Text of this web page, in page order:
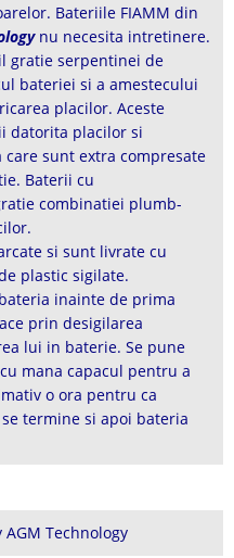
Bateriile FIAMM din
nu necesita intretinere.
gratie serpentinei de
bateriei si a amestecului
placilor. Aceste
datorita placilor si
sunt extra compresate
Baterii cu
combinatiei plumb-
si sunt livrate cu
plastic sigilate.
inainte de prima
prin desigilarea
lui in baterie. Se pune
mana capacul pentru a
o ora pentru ca
termine si apoi bateria
Technology